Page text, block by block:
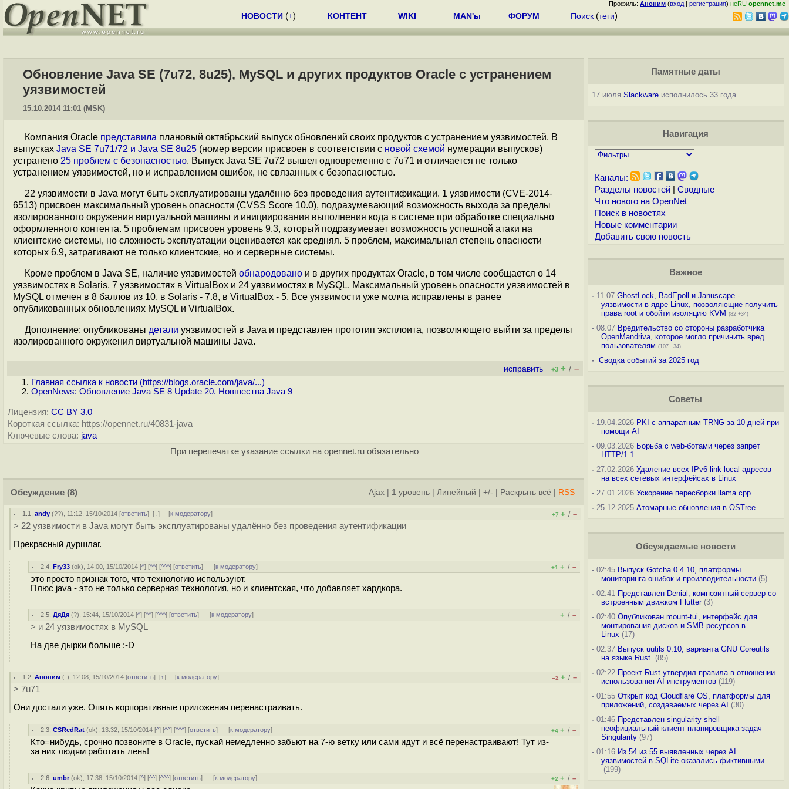
Профиль: Аноним (вход | регистрация) неRU opennet.me
НОВОСТИ (+) КОНТЕНТ WIKI MAN'ы ФОРУМ Поиск (теги)
Обновление Java SE (7u72, 8u25), MySQL и других продуктов Oracle с устранением
уязвимостей
15.10.2014 11:01 (MSK)
Компания Oracle представила плановый октябрьский выпуск обновлений своих продуктов с устранением уязвимостей. В
выпусках Java SE 7u71/72 и Java SE 8u25 (номер версии присвоен в соответствии с новой схемой нумерации выпусков)
устранено 25 проблем с безопасностью. Выпуск Java SE 7u72 вышел одновременно с 7u71 и отличается не только
устранением уязвимостей, но и исправлением ошибок, не связанных с безопасностью.
22 уязвимости в Java могут быть эксплуатированы удалённо без проведения аутентификации. 1 уязвимости (CVE-2014-
6513) присвоен максимальный уровень опасности (CVSS Score 10.0), подразумевающий возможность выхода за пределы
изолированного окружения виртуальной машины и инициирования выполнения кода в системе при обработке специально
оформленного контента. 5 проблемам присвоен уровень 9.3, который подразумевает возможность успешной атаки на
клиентские системы, но сложность эксплуатации оценивается как средняя. 5 проблем, максимальная степень опасности
которых 6.9, затрагивают не только клиентские, но и серверные системы.
Кроме проблем в Java SE, наличие уязвимостей обнародовано и в других продуктах Oracle, в том числе сообщается о 14
уязвимостях в Solaris, 7 уязвимостях в VirtualBox и 24 уязвимостях в MySQL. Максимальный уровень опасности уязвимостей в
MySQL отмечен в 8 баллов из 10, в Solaris - 7.8, в VirtualBox - 5. Все уязвимости уже молча исправлены в ранее
опубликованных обновлениях MySQL и VirtualBox.
Дополнение: опубликованы детали уязвимостей в Java и представлен прототип эксплоита, позволяющего выйти за пределы
изолированного окружения виртуальной машины Java.
исправить +3 + / –
Главная ссылка к новости (https://blogs.oracle.com/java/...)
OpenNews: Обновление Java SE 8 Update 20. Новшества Java 9
Лицензия: CC BY 3.0
Короткая ссылка: https://opennet.ru/40831-java
Ключевые слова: java
При перепечатке указание ссылки на opennet.ru обязательно
Обсуждение (8) Ajax 1 уровень Линейный +/- Раскрыть всё RSS
1.1 ,andy (??), 11:12, 15/10/2014 [ответить][↓] [к модератору] +7 + / –
> 22 уязвимости в Java могут быть эксплуатированы удалённо без проведения аутентификации
Прекрасный дуршлаг.
2.4 ,Fry33 (ok), 14:00, 15/10/2014 [^] [^^] [^^^] [ответить] [к модератору] +1 + / –
это просто признак того, что технологию используют.
Плюс java - это не только серверная технология, но и клиентская, что добавляет хардкора.
2.5 ,ДяДя (?), 15:44, 15/10/2014 [^] [^^] [^^^] [ответить] [к модератору] + / –
> и 24 уязвимостях в MySQL
На две дырки больше :-D
1.2 ,Аноним (-), 12:08, 15/10/2014 [ответить][↑] [к модератору] –2 + / –
> 7u71
Они достали уже. Опять корпоративные приложения перенастраивать.
2.3 ,CSRedRat (ok), 13:32, 15/10/2014 [^] [^^] [^^^] [ответить] [к модератору] +4 + / –
Кто=нибудь, срочно позвоните в Oracle, пускай немедленно забьют на 7-ю ветку или сами идут и всё перенастраивают! Тут из-
за них людям работать лень!
2.6 ,umbr(ok), 17:38, 15/10/2014 [^] [^^] [^^^] [ответить] [к модератору] +2 + / –
Памятные даты
17 июля Slackwareисполнилось 33 года
Навигация
Каналы:
Разделы новостей| Сводные
Что нового на OpenNet
Поиск в новостях
Новые комментарии
Добавить свою новость
Важное
-11.07 GhostLock, BadEpoll и Januscape -
уязвимости в ядре Linux, позволяющие получить
права root и обойти изоляцию KVM (82 +34)
-08.07 Вредительство со стороны разработчика
OpenMandriva, которое могло причинить вред
пользователям (107 +34)
- Сводка событий за 2025 год
Советы
-19.04.2026 PKI с аппаратным TRNG за 10 дней при
помощи AI
-09.03.2026 Борьба с web-ботами через запрет
HTTP/1.1
-27.02.2026 Удаление всех IPv6 link-local адресов
на всех сетевых интерфейсах в Linux
-27.01.2026 Ускорение пересборки llama.cpp
-25.12.2025 Атомарные обновления в OSTree
Обсуждаемые новости
-02:45 Выпуск Gotcha 0.4.10, платформы
мониторинга ошибок и производительности(5)
-02:41 Представлен Denial, композитный сервер со
встроенным движком Flutter(3)
-02:40 Опубликован mount-tui, интерфейс для
монтирования дисков и SMB-ресурсов в
Linux (17)
-02:37 Выпуск uutils 0.10, варианта GNU Coreutils
на языке Rust (85)
-02:22 Проект Rust утвердил правила в отношении
использования AI-инструментов(119)
-01:55 Открыт код Cloudflare OS, платформы для
приложений, создаваемых через AI (30)
-01:46 Представлен singularity-shell -
неофициальный клиент планировщика задач
Singularity(97)
-01:16 Из 54 из 55 выявленных через AI
уязвимостей в SQLite оказались фиктивными
(199)